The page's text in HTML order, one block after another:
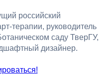
российский
терапии, руководитель
саду ТверГУ,
дизайнер.